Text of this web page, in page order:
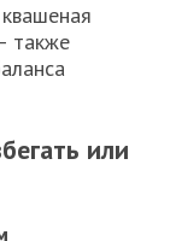
квашеная
также
или